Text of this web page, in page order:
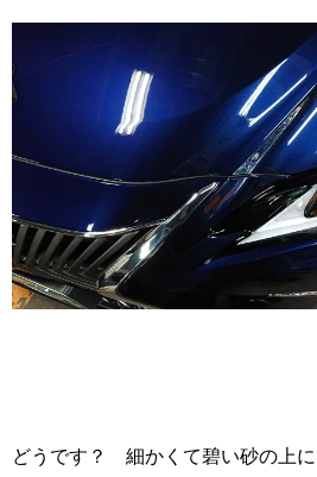
どうです？ 細かくて碧い砂の上